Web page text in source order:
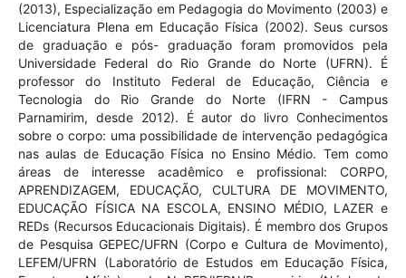
(2013), Especialização em Pedagogia do Movimento (2003) e
Licenciatura Plena em Educação Física (2002). Seus cursos
de graduação e pós- graduação foram promovidos pela
Universidade Federal do Rio Grande do Norte (UFRN). É
professor do Instituto Federal de Educação, Ciência e
Tecnologia do Rio Grande do Norte (IFRN - Campus
Parnamirim, desde 2012). É autor do livro Conhecimentos
sobre o corpo: uma possibilidade de intervenção pedagógica
nas aulas de Educação Física no Ensino Médio. Tem como
áreas de interesse acadêmico e profissional: CORPO,
APRENDIZAGEM, EDUCAÇÃO, CULTURA DE MOVIMENTO,
EDUCAÇÃO FÍSICA NA ESCOLA, ENSINO MÉDIO, LAZER e
REDs (Recursos Educacionais Digitais). É membro dos Grupos
de Pesquisa GEPEC/UFRN (Corpo e Cultura de Movimento),
LEFEM/UFRN (Laboratório de Estudos em Educação Física,